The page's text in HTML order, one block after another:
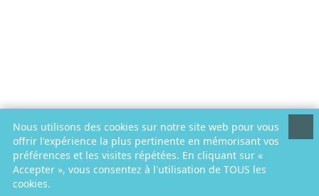
Nous utilisons des cookies sur notre site web pour vous
offrir l'expérience la plus pertinente en mémorisant vos
préférences et les visites répétées. En cliquant sur «
Accepter », vous consentez à l'utilisation de TOUS les
cookies.